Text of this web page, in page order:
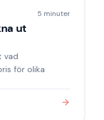
5 minuter
ut
vad
för olika